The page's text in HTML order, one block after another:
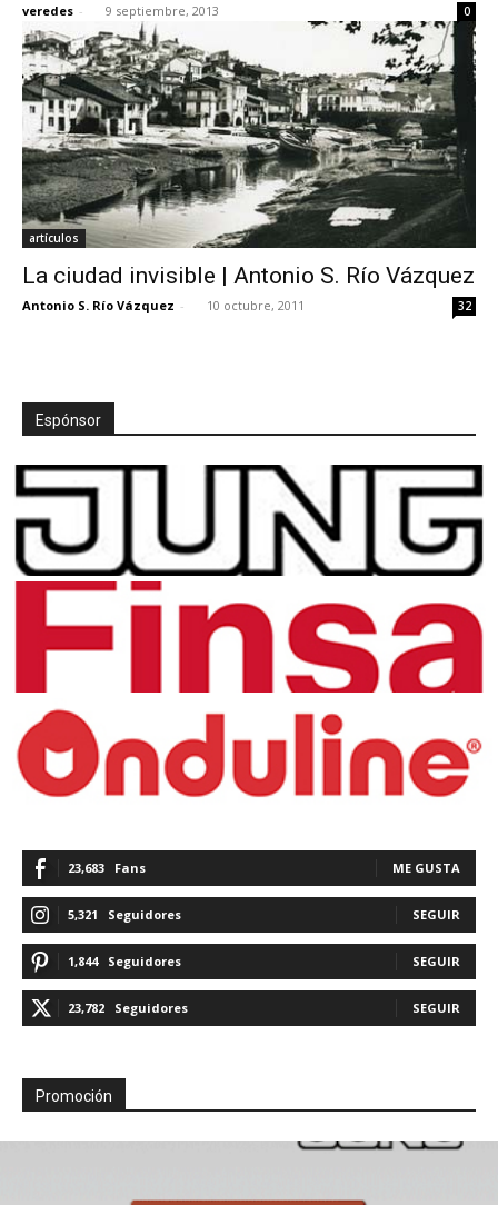
veredes - 9 septiembre, 2013 0
artículos
La ciudad invisible | Antonio S. Río Vázquez
Antonio S. Río Vázquez - 10 octubre, 2011 32
Espónsor
23,683 Fans ME GUSTA
5,321 Seguidores SEGUIR
1,844 Seguidores SEGUIR
23,782 Seguidores SEGUIR
Promoción